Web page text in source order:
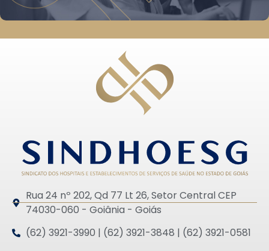
Rua 24 nº 202, Qd 77 Lt 26, Setor Central CEP
74030-060 - Goiânia - Goiás
(62) 3921-3990 | (62) 3921-3848 | (62) 3921-0581